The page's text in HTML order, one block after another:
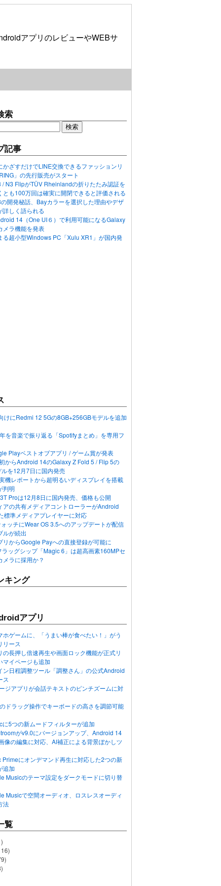
アプリのレビューやWEBサ
索
記事
かざすだけでLINE交換できるファッションリ
」の先行販売がスタート
/ N3 FlipがTÜV Rheinlandの折りたたみ認証を
とも100万回は確実に開閉できると評価される
開発秘話、Bayカラーを選択した理由やデザ
詳しく語られる
14（One UI６）で利用可能になるGalaxy
メラ機能を発表
る超小型Windows PC「Xulu XR1」が国内発
けにRedmi 12 5Gの8GB+256GBモデルを追加
を音楽で振り返る「Spotifyまとめ」を専用フ
Playベストオブアプリ / ゲーム賞が発表
からAndroid 14のGalaxy Z Fold 5 / Flip 5の
を12月7日に国内発売
機レポートから超明るいディスプレイを搭載
判明
Proは12月8日に国内発売、価格も公開
アの共有メディアコントローラーがAndroid
標準メディアプレイヤーに対応
ッチにWear OS 3.5へのアップデートが配信
ルが続出
リからGoogle Payへの直接登録が可能に
ッグシップ「Magic 6」は超高画素160MPセ
メラに採用か？
キング
アプリ
ホゲームに、「うまい棒が食べたい！」がう
リース
の長押し倍速再生や画面ロック機能が正式リ
マイページも追加
ン日程調整ツール「調整さん」の公式Android
ス
ジアプリが会話テキストのピンチズームに対
ドラッグ操作でキーボードの高さを調節可能
に5つの新ムードフィルターが追加
がv9.0にバージョンアップ、Android 14
像の編集に対応、AI補正による背景ぼかしツ
Primeにオンデマンド再生に対応した2つの新
追加
Musicのテーマ設定をダークモードに切り替
Musicで空間オーディオ、ロスレスオーディ
法
覧